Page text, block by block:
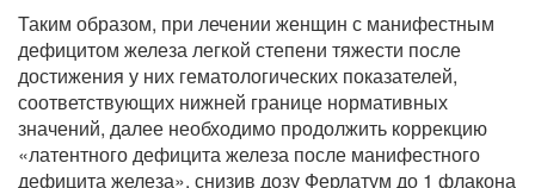
Таким образом, при лечении женщин с манифестным
дефицитом железа легкой степени тяжести после
достижения у них гематологических показателей,
соответствующих нижней границе нормативных
значений, далее необходимо продолжить коррекцию
«латентного дефицита железа после манифестного
дефицита железа», снизив дозу Ферлатум до 1 флакона